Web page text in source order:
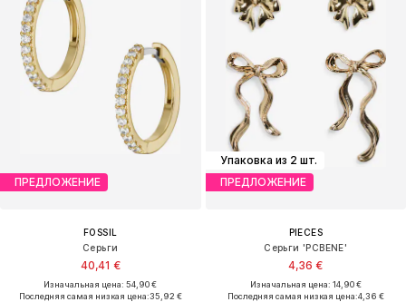
ПРЕДЛОЖЕНИЕ
FOSSIL
Серьги
40,41 €
Изначальная цена: 54,90 €
Последняя самая низкая цена:35,92 €
Упаковка из 2 шт.
ПРЕДЛОЖЕНИЕ
PIECES
Серьги 'PCBENE'
4,36 €
Изначальная цена: 14,90 €
Последняя самая низкая цена:4,36 €